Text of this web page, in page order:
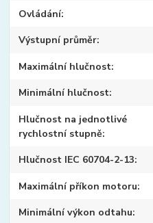
Ovládání
Výstupní průměr
Maximální hlučnost
Minimální hlučnost
Hlučnost na jednotlivé
rychlostní stupně
Hlučnost IEC 60704-2-13
Maximální příkon motoru
Minimální výkon odtahu